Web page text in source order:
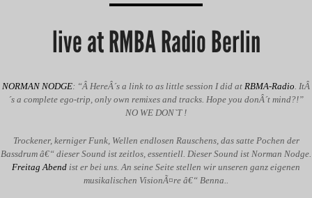
live at RMBA Radio Berlin
NORMAN NODGE: “Â HereÂ´s a link to as little session I did at RBMA-Radio . ItÂ
´s a complete ego-trip, only own remixes and tracks. Hope you donÂ´t mind?!”
NO WE DON`T !
Trockener, kerniger Funk, Wellen endlosen Rauschens, das satte Pochen der
Bassdrum â€“ dieser Sound ist zeitlos, essentiell. Dieser Sound ist Norman Nodge.
Freitag Abend ist er bei uns. An seine Seite stellen wir unseren ganz eigenen
musikalischen VisionÃ¤re â€“ Benna..